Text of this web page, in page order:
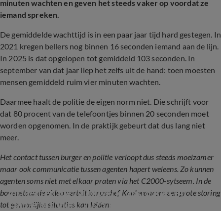
minuten wachten en geven het steeds vaker op voordat ze
iemand spreken.
De gemiddelde wachttijd is in een paar jaar tijd hard gestegen. In
2021 kregen bellers nog binnen 16 seconden iemand aan de lijn.
In 2025 is dat opgelopen tot gemiddeld 103 seconden. In
september van dat jaar liep het zelfs uit de hand: toen moesten
mensen gemiddeld ruim vier minuten wachten.
Daarmee haalt de politie de eigen norm niet. Die schrijft voor
dat 80 procent van de telefoontjes binnen 20 seconden moet
worden opgenomen. In de praktijk gebeurt dat dus lang niet
meer.
Het contact tussen burger en politie verloopt dus steeds moeizamer
maar ook communicatie tussen agenten hapert weleens. Zo kunnen
agenten soms niet met elkaar praten via het C2000-sytseem. In de
bovenstaande video vertelt korpschef Knol waarom een grote storing
tot gevaarlijke situaties kan leiden:
Incidenten met vuurwerk, opstootjes en
talloze brandjes: 2025 begint chaotisch